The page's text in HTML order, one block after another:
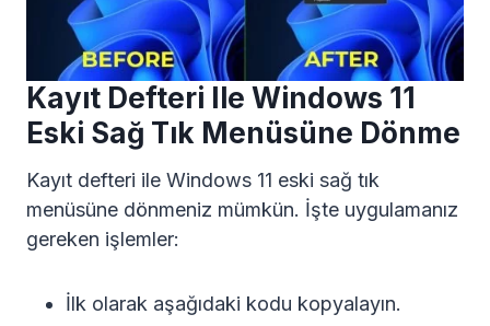
Kayıt Defteri Ile Windows 11
Eski Sağ Tık Menüsüne Dönme
Kayıt defteri ile Windows 11 eski sağ tık
menüsüne dönmeniz mümkün. İşte uygulamanız
gereken işlemler:
İlk olarak aşağıdaki kodu kopyalayın.